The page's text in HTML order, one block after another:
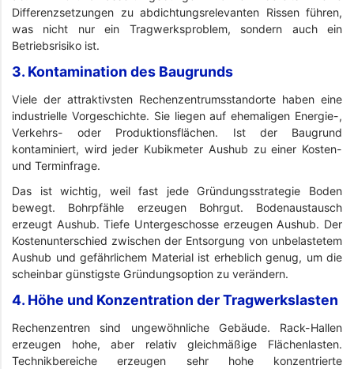
Differenzsetzungen zu abdichtungsrelevanten Rissen führen,
was nicht nur ein Tragwerksproblem, sondern auch ein
Betriebsrisiko ist.
3. Kontamination des Baugrunds
Viele der attraktivsten Rechenzentrumsstandorte haben eine
industrielle Vorgeschichte. Sie liegen auf ehemaligen Energie-,
Verkehrs- oder Produktionsflächen. Ist der Baugrund
kontaminiert, wird jeder Kubikmeter Aushub zu einer Kosten-
und Terminfrage.
Das ist wichtig, weil fast jede Gründungsstrategie Boden
bewegt. Bohrpfähle erzeugen Bohrgut. Bodenaustausch
erzeugt Aushub. Tiefe Untergeschosse erzeugen Aushub. Der
Kostenunterschied zwischen der Entsorgung von unbelastetem
Aushub und gefährlichem Material ist erheblich genug, um die
scheinbar günstigste Gründungsoption zu verändern.
4. Höhe und Konzentration der Tragwerkslasten
Rechenzentren sind ungewöhnliche Gebäude. Rack-Hallen
erzeugen hohe, aber relativ gleichmäßige Flächenlasten.
Technikbereiche erzeugen sehr hohe konzentrierte